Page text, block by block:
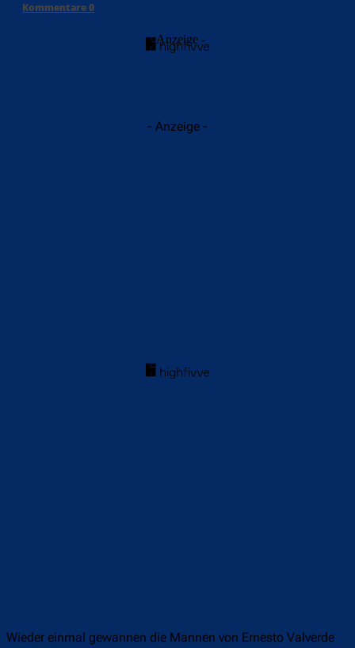
Kommentare0
- Anzeige -
- Anzeige -
Wieder einmal gewannen die Mannen von Ernesto Valverde